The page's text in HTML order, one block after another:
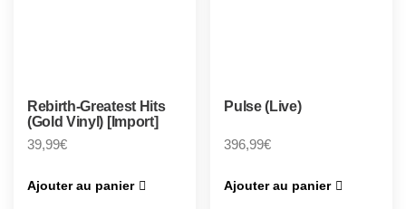
Rebirth-Greatest Hits
(Gold Vinyl) [Import]
39,99€
Ajouter au panier
Pulse (Live)
396,99€
Ajouter au panier